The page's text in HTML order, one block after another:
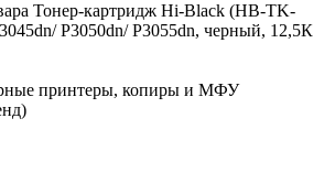
Тонер-картридж Hi-Black (HB-TK-
P3050dn/ P3055dn, черный, 12,5К
принтеры, копиры и МФУ